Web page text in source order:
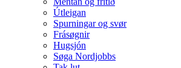
Útleigan
Spurningar og svør
Frásøgnir
Hugsjón
Søga Nordjobbs